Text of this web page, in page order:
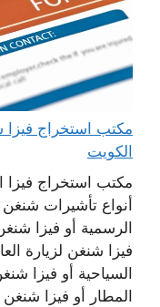
الكويت
مكتب استخراج فيزا
أنواع تأشيرات
الرسمية أو فيزا
فيزا شنغن لزيارة
السياحية أو فيزا
المطار أو فيزا شنغن